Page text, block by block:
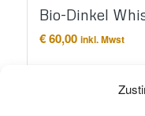
Bio-Dinkel
€60,00 inkl. Mwst